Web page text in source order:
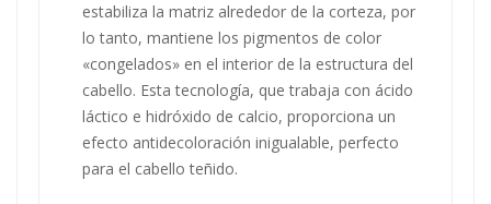
estabiliza la matriz alrededor de la corteza, por
lo tanto, mantiene los pigmentos de color
«congelados» en el interior de la estructura del
cabello. Esta tecnología, que trabaja con ácido
láctico e hidróxido de calcio, proporciona un
efecto antidecoloración inigualable, perfecto
para el cabello teñido.